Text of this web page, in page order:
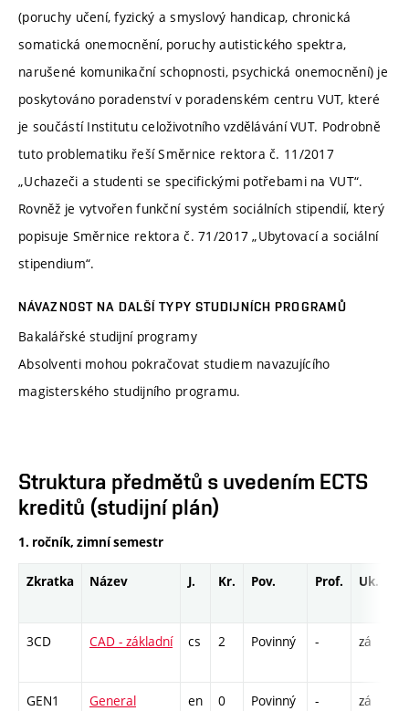
(poruchy učení, fyzický a smyslový handicap, chronická
somatická onemocnění, poruchy autistického spektra,
narušené komunikační schopnosti, psychická onemocnění) je
poskytováno poradenství v poradenském centru VUT, které
je součástí Institutu celoživotního vzdělávání VUT. Podrobně
tuto problematiku řeší Směrnice rektora č. 11/2017
„Uchazeči a studenti se specifickými potřebami na VUT“.
Rovněž je vytvořen funkční systém sociálních stipendií, který
popisuje Směrnice rektora č. 71/2017 „Ubytovací a sociální
stipendium“.
NÁVAZNOST NA DALŠÍ TYPY STUDIJNÍCH PROGRAMŮ
Bakalářské studijní programy
Absolventi mohou pokračovat studiem navazujícího
magisterského studijního programu.
Struktura předmětů s uvedením ECTS
kreditů (studijní plán)
1. ročník, zimní semestr
Zkratka Název J. Kr. Pov. Prof. Uk.
3CD CAD - základní cs 2 Povinný - zá
GEN1
General
en 0 Povinný - zá